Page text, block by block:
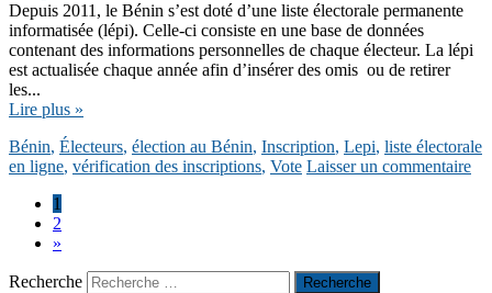
Depuis 2011, le Bénin s’est doté d’une liste électorale permanente
informatisée (lépi). Celle-ci consiste en une base de données
contenant des informations personnelles de chaque électeur. La lépi
est actualisée chaque année afin d’insérer des omis ou de retirer
les...
Lire plus »
Bénin, Électeurs, élection au Bénin, Inscription, Lepi, liste électorale
en ligne, vérification des inscriptions, Vote Laisser un commentaire
1
2
»
Recherche